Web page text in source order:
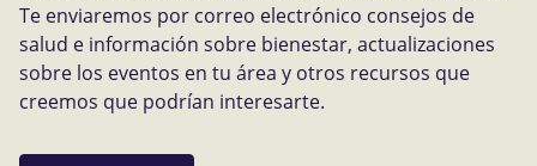
Te enviaremos por correo electrónico consejos de
salud e información sobre bienestar, actualizaciones
sobre los eventos en tu área y otros recursos que
creemos que podrían interesarte.